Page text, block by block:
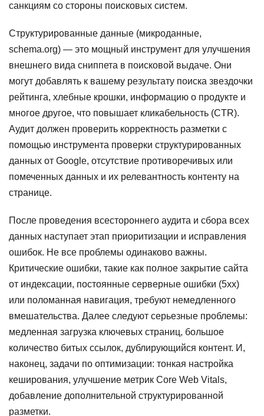
санкциям со стороны поисковых систем.
Структурированные данные (микроданные,
schema.org) — это мощный инструмент для улучшения
внешнего вида сниппета в поисковой выдаче. Они
могут добавлять к вашему результату поиска звездочки
рейтинга, хлебные крошки, информацию о продукте и
многое другое, что повышает кликабельность (CTR).
Аудит должен проверить корректность разметки с
помощью инструмента проверки структурированных
данных от Google, отсутствие противоречивых или
помеченных данных и их релевантность контенту на
странице.
После проведения всестороннего аудита и сбора всех
данных наступает этап приоритизации и исправления
ошибок. Не все проблемы одинаково важны.
Критические ошибки, такие как полное закрытие сайта
от индексации, постоянные серверные ошибки (5xx)
или поломанная навигация, требуют немедленного
вмешательства. Далее следуют серьезные проблемы:
медленная загрузка ключевых страниц, большое
количество битых ссылок, дублирующийся контент. И,
наконец, задачи по оптимизации: тонкая настройка
кеширования, улучшение метрик Core Web Vitals,
добавление дополнительной структурированной
разметки.